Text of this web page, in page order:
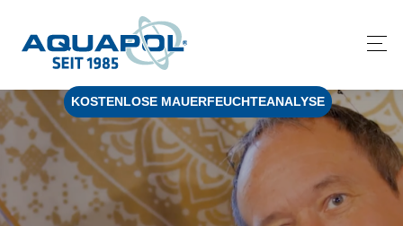
KOSTENLOSE MAUERFEUCHTEANALYSE